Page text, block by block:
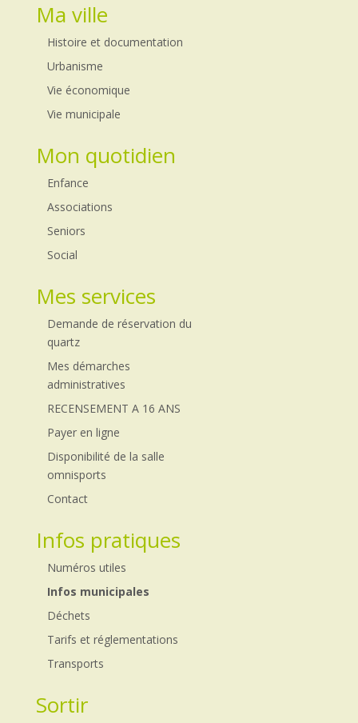
Ma ville
Histoire et documentation
Urbanisme
Vie économique
Vie municipale
Mon quotidien
Enfance
Associations
Seniors
Social
Mes services
Demande de réservation du
quartz
Mes démarches
administratives
RECENSEMENT A 16 ANS
Payer en ligne
Disponibilité de la salle
omnisports
Contact
Infos pratiques
Numéros utiles
Infos municipales
Déchets
Tarifs et réglementations
Transports
Sortir